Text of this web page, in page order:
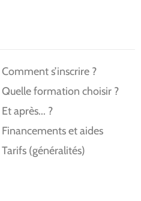
Comment s’inscrire ?
Quelle formation choisir ?
Et après... ?
Financements et aides
Tarifs (généralités)